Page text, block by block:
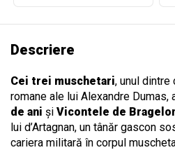
Descriere
Cei trei muschetari, unul dintre
romane ale lui Alexandre Dumas,
de ani și Vicontele de
lui d’Artagnan, un tânăr gascon
cariera militară în corpul